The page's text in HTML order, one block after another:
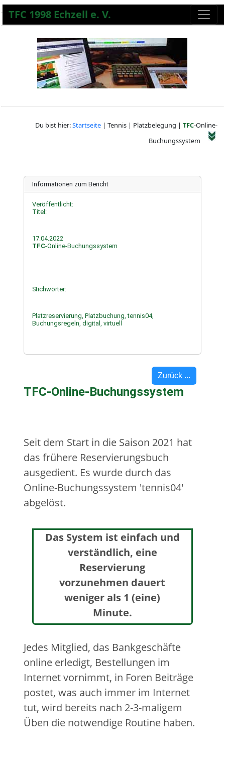
TFC 1998 Echzell e. V.
Du bist hier:Startseite| Tennis | Platzbelegung | TFC-Online-
Buchungssystem
Informationen zum Bericht
Veröffentlicht:
Titel:
17.04.2022
TFC-Online-Buchungssystem
Stichwörter:
Platzreservierung, Platzbuchung, tennis04,
Buchungsregeln, digital, virtuell
Zurück ...
TFC-Online-Buchungssystem
Seit dem Start in die Saison 2021 hat
das frühere Reservierungsbuch
ausgedient. Es wurde durch das
Online-Buchungssystem 'tennis04'
abgelöst.
Das System ist einfach und
verständlich, eine
Reservierung
vorzunehmen dauert
weniger als 1 (eine)
Minute.
Jedes Mitglied, das Bankgeschäfte
online erledigt, Bestellungen im
Internet vornimmt, in Foren Beiträge
postet, was auch immer im Internet
tut, wird bereits nach 2-3-maligem
Üben die notwendige Routine haben.